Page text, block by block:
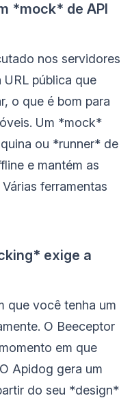
*mock* de API
nos servidores
pública que
o que é bom para
Um *mock*
ou *runner* de
e mantém as
ferramentas
exige a
que você tenha um
O Beeceptor
em que
Apidog gera um
do seu *design*